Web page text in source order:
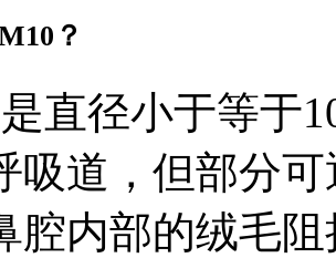
？
直径小于等于
吸道，但部分
腔内部的绒毛